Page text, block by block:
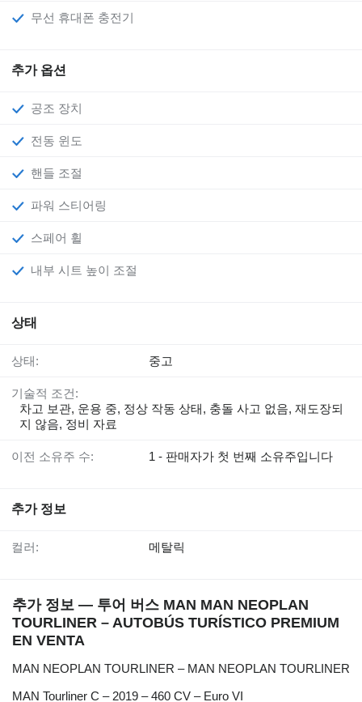
무선 휴대폰 충전기
추가 옵션
공조 장치
전동 윈도
핸들 조절
파워 스티어링
스페어 휠
내부 시트 높이 조절
상태
상태: 중고
기술적 조건:
차고 보관, 운용 중, 정상 작동 상태, 충돌 사고 없음, 재도장되
지 않음, 정비 자료
이전 소유주 수: 1 - 판매자가 첫 번째 소유주입니다
추가 정보
컬러: 메탈릭
추가 정보 — 투어 버스 MAN MAN NEOPLAN
TOURLINER – AUTOBÚS TURÍSTICO PREMIUM
EN VENTA
MAN NEOPLAN TOURLINER – MAN NEOPLAN TOURLINER
MAN Tourliner C – 2019 – 460 CV – Euro VI